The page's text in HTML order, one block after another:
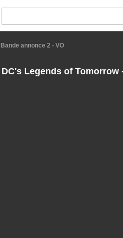
annonce 2 - VO
DC's Legends of Tomorrow